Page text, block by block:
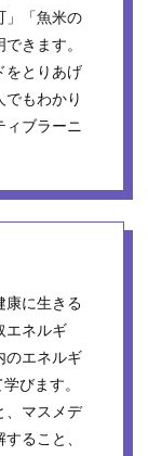
」「魚米の
きます。
をとりあげ
もわかり
ィブラーニ
康に生きる
エネルギ
のエネルギ
びます。
、マスメデ
ること、